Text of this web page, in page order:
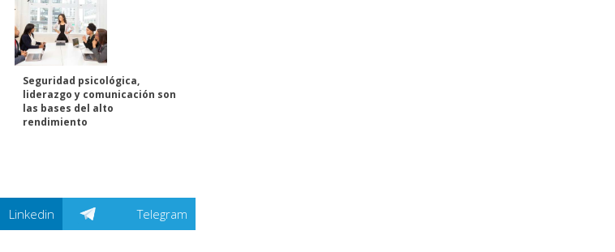
Seguridad psicológica,
liderazgo y comunicación son
las bases del alto
rendimiento
Linkedin Telegram